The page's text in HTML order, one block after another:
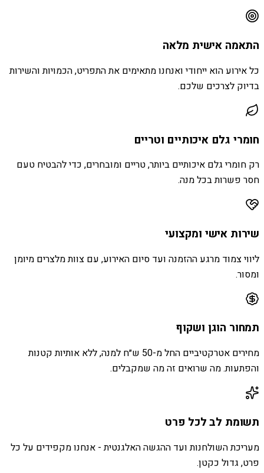
התאמה אישית מלאה
כל אירוע הוא ייחודי ואנחנו מתאימים את התפריט, הכמויות והשירות
בדיוק לצרכים שלכם.
חומרי גלם איכותיים וטריים
רק חומרי גלם איכותיים ביותר, טריים ומובחרים, כדי להבטיח טעם
חסר פשרות בכל מנה.
שירות אישי ומקצועי
ליווי צמוד מרגע ההזמנה ועד סיום האירוע, עם צוות מלצרים מיומן
ומסור.
תמחור הוגן ושקוף
מחירים אטרקטיביים החל מ-50 ש״ח למנה, ללא אותיות קטנות
והפתעות. מה שרואים זה מה שמקבלים.
תשומת לב לכל פרט
מעריכת השולחנות ועד ההגשה האלגנטית - אנחנו מקפידים על כל
פרט, גדול כקטן.